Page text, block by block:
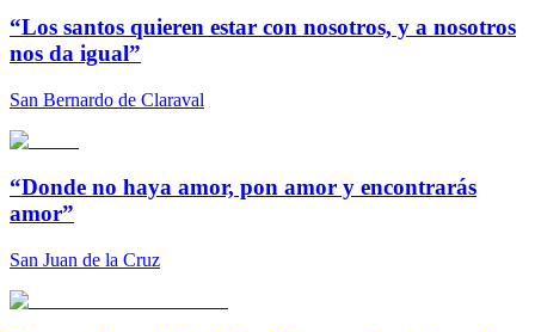
“Los santos quieren estar con nosotros, y a nosotros
nos da igual”
San Bernardo de Claraval
“Donde no haya amor, pon amor y encontrarás
amor”
San Juan de la Cruz